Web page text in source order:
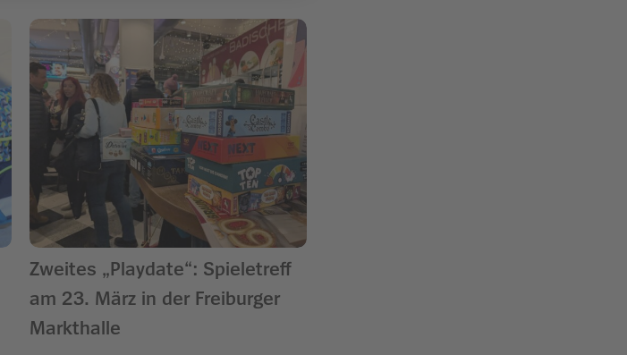
Zweites „Playdate“: Spieletreff
am 23. März in der Freiburger
Markthalle